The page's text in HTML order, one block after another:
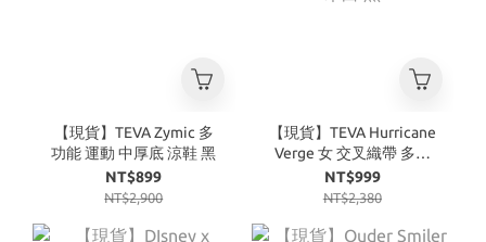
【現貨】TEVA Zymic 多
功能 運動 中厚底 涼鞋 黑
NT$899
NT$2,900
【現貨】TEVA Hurricane
Verge 女 交叉織帶 多功
能 涼鞋 拖鞋 樺木白 黑
NT$999
NT$2,380